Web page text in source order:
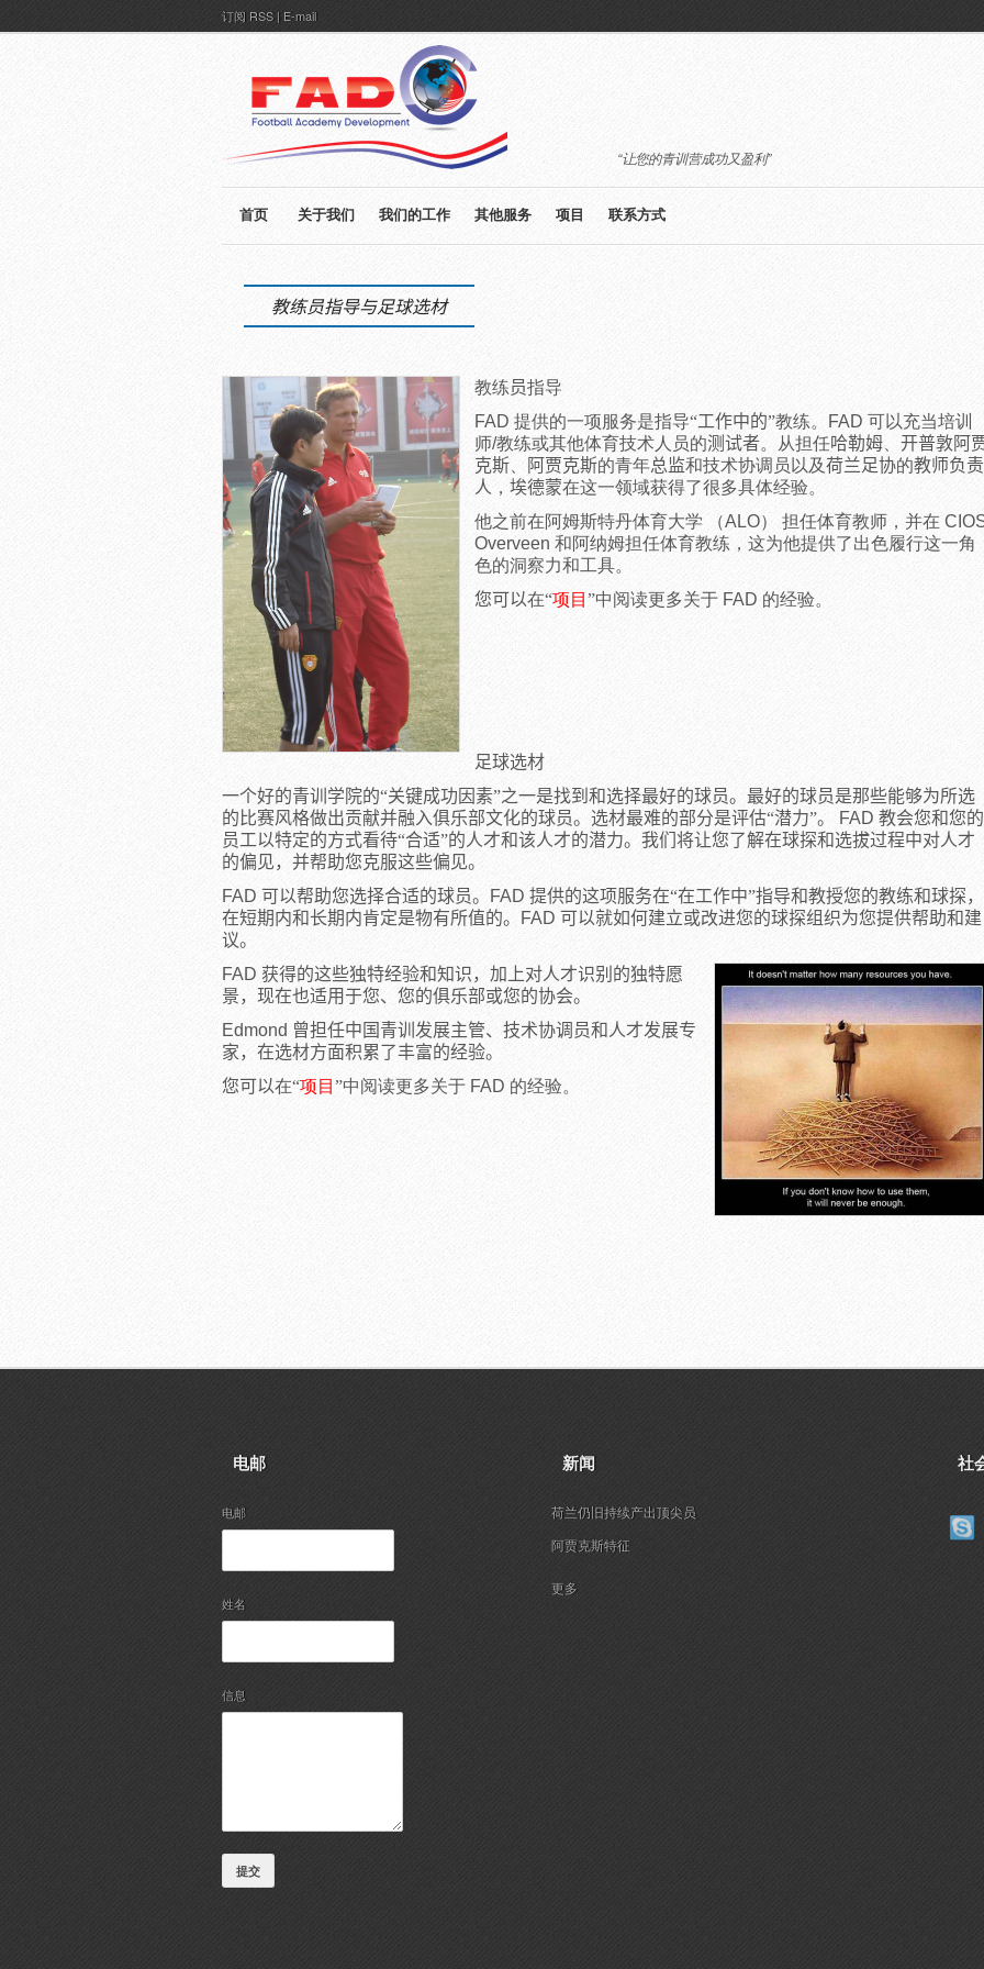
订阅 RSS| E-mail
“让您的青训营成功又盈利”
首页 关于我们 我们的工作 其他服务 项目 联系方式
教练员指导与足球选材
教练员指导
FAD 提供的一项服务是指导“工作中的”教练。FAD 可以充当培训
师/教练或其他体育技术人员的测试者。从担任哈勒姆、 开普敦阿
克斯
阿贾克斯的青年总监和技术协调员以及荷兰足协的教师负责
人 ， 埃德蒙在这一领域获得了很多具体经验。
他之前在阿姆斯特丹体育大学 （ALO） 担任体育教师，并在
Overveen 和阿纳姆担任体育教练，这为他提供了出色履行这一角
色的洞察力和工具。
您可以在“项目 ”中阅读更多关于 FAD 的经验。
足球选材
一个好的青训学院的“关键成功因素”之一是找到和选择最好的球员。最好的球员是那些能够为所选
的比赛风格做出贡献并融入俱乐部文化的球员。选材最难的部分是评估“潜力”。
FAD 教会您和您的
员工以特定的方式看待“合适”的人才和该人才的潜力。我们将让您了解在球探和选拔过程中对人才
的偏见，并帮助您克服这些偏见。
FAD 可以帮助您选择合适的球员。 FAD 提供的这项服务在“在工作中”指导和教授您的教练和球探，
在短期内和长期内肯定是物有所值的。
FAD 可以就如何建立或改进您的球探组织为您提供帮助和建
议。
FAD 获得的这些独特经验和知识，加上对人才识别的独特愿
景，现在也适用于您、您的俱乐部或您的协会。
Edmond 曾担任中国青训发展主管、技术协调员和人才发展专
家，在选材方面积累了丰富的经验。
您可以在“项目 ”中阅读更多关于 FAD 的经验。
电邮
电邮
姓名
信息
提交
新闻
荷兰仍旧持续产出顶尖员
阿贾克斯特征
更多
社